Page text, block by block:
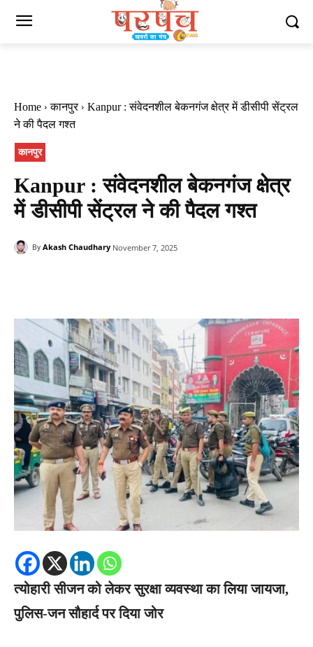
Home कानपुर
Kanpur : संवेदनशील बेकनगंज क्षेत्र में डीसीपी सेंट्रल
ने की पैदल गश्त
कानपुर
Kanpur : संवेदनशील बेकनगंज क्षेत्र
में डीसीपी सेंट्रल ने की पैदल गश्त
By Akash Chaudhary November 7, 2025
त्योहारी सीजन को लेकर सुरक्षा व्यवस्था का लिया जायजा,
पुलिस-जन सौहार्द पर दिया जोर